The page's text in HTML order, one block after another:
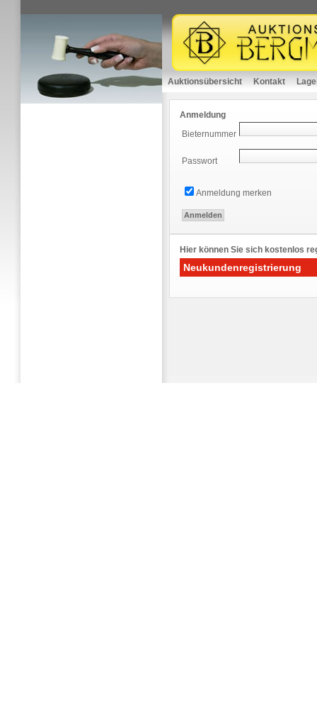
Auktionsübersicht Kontakt
Anmeldung
Bieternummer
Passwort
Anmeldung merken
Hier können Sie sich kostenlos
Neukundenregistrierung